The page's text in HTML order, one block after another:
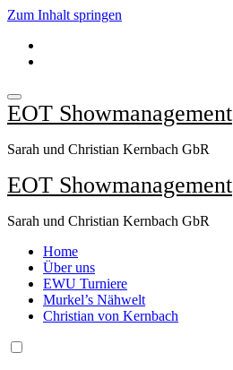
Zum Inhalt springen
EOT Showmanagement
Sarah und Christian Kernbach GbR
EOT Showmanagement
Sarah und Christian Kernbach GbR
Home
Über uns
EWU Turniere
Murkel’s Nähwelt
Christian von Kernbach